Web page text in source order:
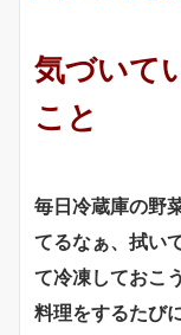
気づいて
こと
毎日冷蔵庫の野
てるなぁ、拭い
て冷凍しておこ
料理をするたび